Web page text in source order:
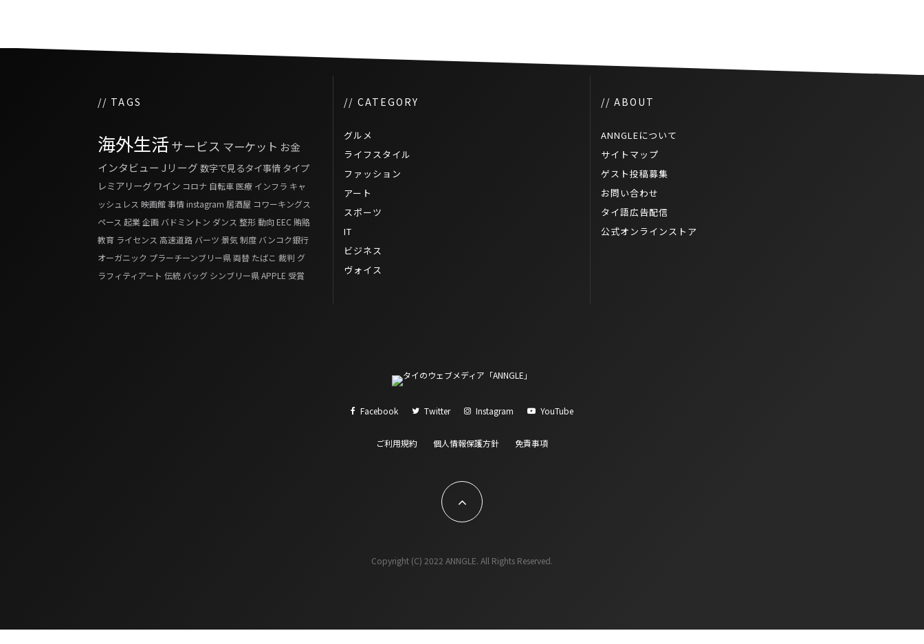
// TAGS
海外生活 サービス マーケット お金
インタビュー Jリーグ 数字で見るタイ事情 タイプ
レミアリーグ ワイン コロナ 自転車医療 インフラ キャ
ッシュレス 映画館事情instagram 居酒屋 コワーキングス
ペース 起業企画 バドミントン ダンス 整形動向EEC 賄賂
教育 ライセンス 高速道路 バーツ 景気 制度 バンコク銀行
オーガニック プラーチーンブリー県両替 たばこ 裁判 グ
ラフィティアート 伝統 バッグ シンブリー県APPLE 受賞
// CATEGORY
グルメ
ライフスタイル
ファッション
アート
スポーツ
IT
ビジネス
ヴォイス
// ABOUT
ANNGLEについて
サイトマップ
ゲスト投稿募集
お問い合わせ
タイ語広告配信
公式オンラインストア
Facebook Twitter Instagram YouTube
ご利用規約 個人情報保護方針 免責事項
Copyright (C) 2022 ANNGLE. All Rights Reserved.